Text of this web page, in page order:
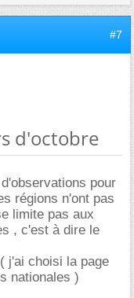
#7
d'octobre
pour
régions n'ont pas
limite pas aux
, c'est à dire le
j'ai choisi la page
nationales )